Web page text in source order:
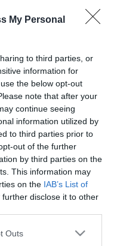
My Personal
to third parties, or
information for
the below opt-out
note that after your
continue seeing
information utilized by
to third parties prior to
out of the further
by third parties on the
This information may
on the IAB’s List of
further disclose it to other
one or more Google
Outs
a Nemzeti